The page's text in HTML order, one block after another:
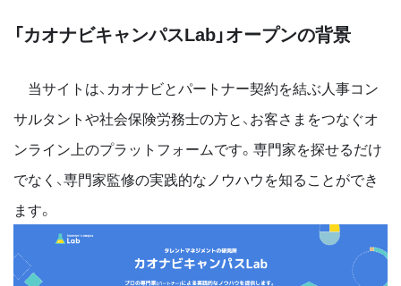
「カオナビキャンパスLab」オープンの背景
当サイトは、カオナビとパートナー契約を結ぶ人事コン
サルタントや社会保険労務士の方と、お客さまをつなぐオ
ンライン上のプラットフォームです。専門家を探せるだけ
でなく、専門家監修の実践的なノウハウを知ることができ
ます。